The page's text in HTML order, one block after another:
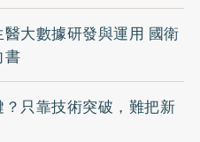
大數據研發與運用 國衛
書
只靠技術突破，難把新